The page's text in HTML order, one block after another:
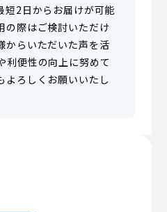
短2日からお届けが可能
の際はご検討いただけ
からいただいた声を活
利便性の向上に努めて
よろしくお願いいたし